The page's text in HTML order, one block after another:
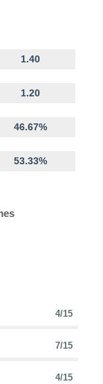
1.40
1.20
46.67%
53.33%
4/15
7/15
4/15